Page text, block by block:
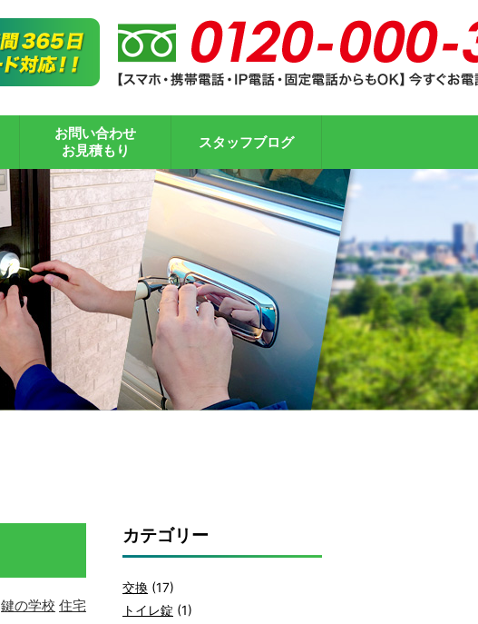
お問い合わせ
お見積もり
スタッフブログ
鍵の学校 住宅
カテゴリー
交換 (17)
トイレ錠 (1)